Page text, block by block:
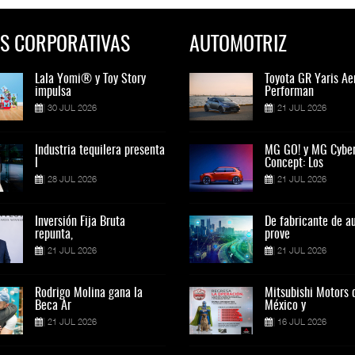
CORPORATIVAS
Lala Yomi® y Toy Story
impulsa
30 JUL 2026
Industria tequilera presenta
28 JUL 2026
Inversión Fija Bruta
repunta,
21 JUL 2026
Rodrigo Molina gana la
Beca Ar
21 JUL 2026
Lala Yomi® y Toy
impulsa
30 JUL 2026
Industria tequilera
28 JUL 2026
Inversión Fija Bruta
repunta,
21 JUL 2026
Rodrigo Molina gana
Beca Ar
21 JUL 2026
AUTOMOTRIZ
Toyota GR Yaris Aero
Performan
21 JUL 2026
MG GO! y MG Cyber
21 JUL 2026
De fabricante de autos a
prove
21 JUL 2026
Mitsubishi Motors de
México y
16 JUL 2026
Toyota GR Yaris
Performan
21 JUL 2026
MG GO! y MG
Concept: Los
21 JUL 2026
De fabricante de
prove
21 JUL 2026
Mitsubishi Motors
México y
16 JUL 2026